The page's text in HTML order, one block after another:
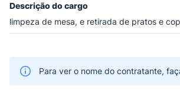
Descrição do cargo
limpeza de mesa, e retirada de pratos e
Para ver o nome do contratante,